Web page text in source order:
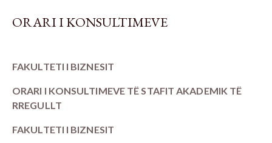
ORARI I KONSULTIMEVE
FAKULTETI I BIZNESIT
ORARI I KONSULTIMEVE TË STAFIT AKADEMIK TË
RREGULLT
FAKULTETI I BIZNESIT